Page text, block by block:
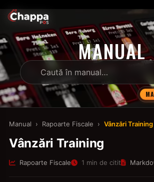
MANUAL
Manual › Rapoarte Fiscale › Vânzări Training
Vânzări Training
Rapoarte Fiscale 1 min de citit